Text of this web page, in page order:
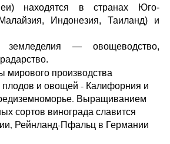
находятся в странах Юго-
Индонезия, Таиланд) и
земледелия — овощеводство,
мирового производства
плодов и овощей - Калифорния и
Выращиванием
сортов винограда славится
Рейнланд-Пфальц в Германии